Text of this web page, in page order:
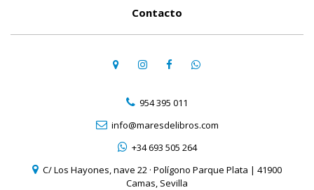
Contacto
954 395 011
info@maresdelibros.com
+34 693 505 264
C/ Los Hayones, nave 22 · Polígono Parque Plata | 41900
Camas, Sevilla